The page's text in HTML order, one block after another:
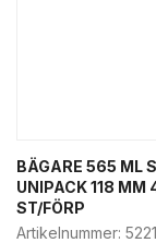
BÄGARE 565 ML
UNIPACK 118 MM
ST/FÖRP
Artikelnummer: 5221